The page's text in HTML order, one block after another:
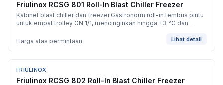
Friulinox RCSG 801 Roll-In Blast Chiller Freezer
Kabinet blast chiller dan freezer Gastronorm roll-in tembus pintu
untuk empat trolley GN 1/1, mendinginkan hingga +3 °C dan
Harga atas permintaan
Lihat detail
BARU
FRIULINOX
Friulinox RCSG 802 Roll-In Blast Chiller Freezer